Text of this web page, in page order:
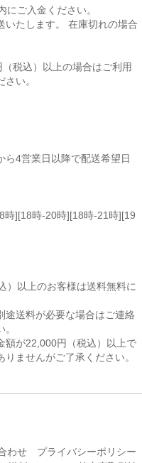
にご入金ください。
いたします。 在庫切れの場合
税込）以上の場合はご利用
い。
4営業日以降で配送希望日
時][18時-20時][18時-21時][19
）以上のお客様は送料無料に
送料が必要な場合はご連絡
額が22,000円（税込）以上で
ませんがご了承ください。
わせ
プライバシーポリシー